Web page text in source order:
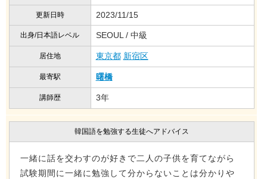
更新日時 2023/11/15
出身/日本語レベル SEOUL / 中級
居住地 東京都 新宿区
最寄駅 曙橋
講師歴 3年
韓国語を勉強する生徒へアドバイス
一緒に話を交わすのが好きで二人の子供を育てながら
試験期間に一緒に勉強して分からないことは分かりや